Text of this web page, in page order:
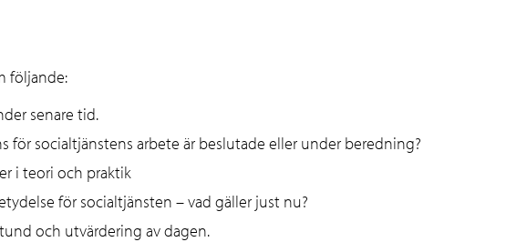
följande:
senare tid.
för socialtjänstens arbete är beslutade eller under beredning?
i teori och praktik
för socialtjänsten – vad gäller just nu?
och utvärdering av dagen.